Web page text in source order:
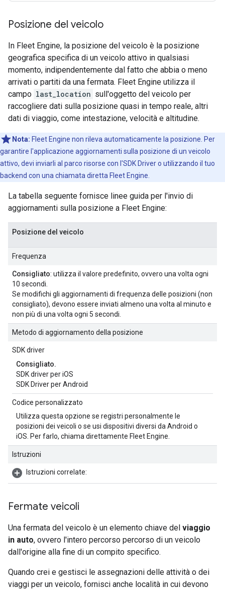
Posizione del veicolo
In Fleet Engine, la posizione del veicolo è la posizione
geografica specifica di un veicolo attivo in qualsiasi
momento, indipendentemente dal fatto che abbia o meno
arrivati o partiti da una fermata. Fleet Engine utilizza il
campo last_location sull'oggetto del veicolo per
raccogliere dati sulla posizione quasi in tempo reale, altri
dati di viaggio, come intestazione, velocità e altitudine.
Nota: Fleet Engine non rileva automaticamente la posizione. Per
garantire l'applicazione aggiornamenti sulla posizione di un veicolo
attivo, devi inviarli al parco risorse con l'SDK Driver o utilizzando il tuo
backend con una chiamata diretta Fleet Engine.
La tabella seguente fornisce linee guida per l'invio di
aggiornamenti sulla posizione a Fleet Engine:
Posizione del veicolo
Frequenza
Consigliato: utilizza il valore predefinito, ovvero una volta ogni
10 secondi.
Se modifichi gli aggiornamenti di frequenza delle posizioni (non
consigliato), devono essere inviati almeno una volta al minuto e
non più di una volta ogni 5 secondi.
Metodo di aggiornamento della posizione
SDK driver
Consigliato.
SDK driver per iOS
SDK Driver per Android
Codice personalizzato
Utilizza questa opzione se registri personalmente le
posizioni dei veicoli o se usi dispositivi diversi da Android o
iOS. Per farlo, chiama direttamente Fleet Engine.
Istruzioni
Istruzioni correlate:
Fermate veicoli
Una fermata del veicolo è un elemento chiave del viaggio
in auto, ovvero l'intero percorso percorso di un veicolo
dall'origine alla fine di un compito specifico.
Quando crei e gestisci le assegnazioni delle attività o dei
viaggi per un veicolo, fornisci anche località in cui devono